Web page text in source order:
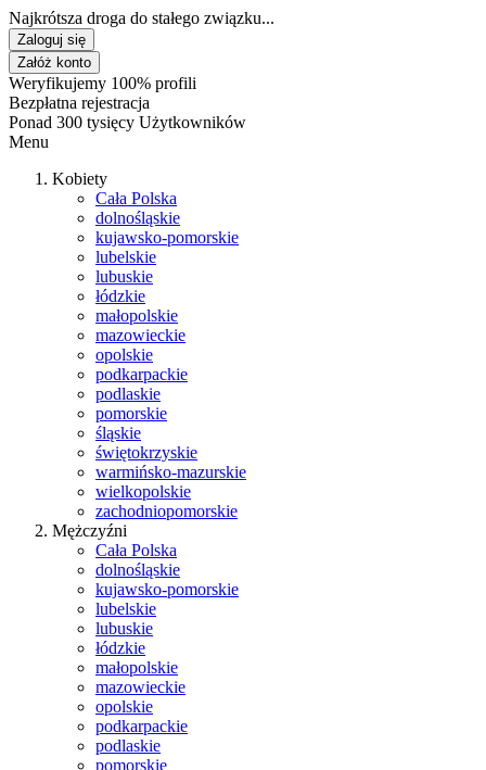
Najkrótsza droga do stałego związku...
Zaloguj się
Załóż konto
Weryfikujemy 100% profili
Bezpłatna rejestracja
Ponad 300 tysięcy Użytkowników
Menu
Kobiety
Cała Polska
dolnośląskie
kujawsko-pomorskie
lubelskie
lubuskie
łódzkie
małopolskie
mazowieckie
opolskie
podkarpackie
podlaskie
pomorskie
śląskie
świętokrzyskie
warmińsko-mazurskie
wielkopolskie
zachodniopomorskie
Mężczyźni
Cała Polska
dolnośląskie
kujawsko-pomorskie
lubelskie
lubuskie
łódzkie
małopolskie
mazowieckie
opolskie
podkarpackie
podlaskie
pomorskie